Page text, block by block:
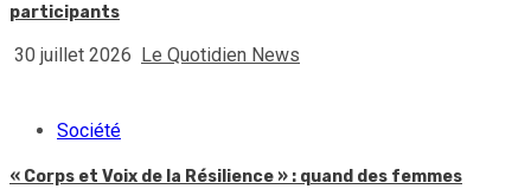
participants
30 juillet 2026 Le Quotidien News
Société
« Corps et Voix de la Résilience » : quand des femmes